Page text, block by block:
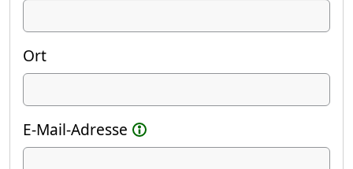
Ort
E-Mail-Adresse